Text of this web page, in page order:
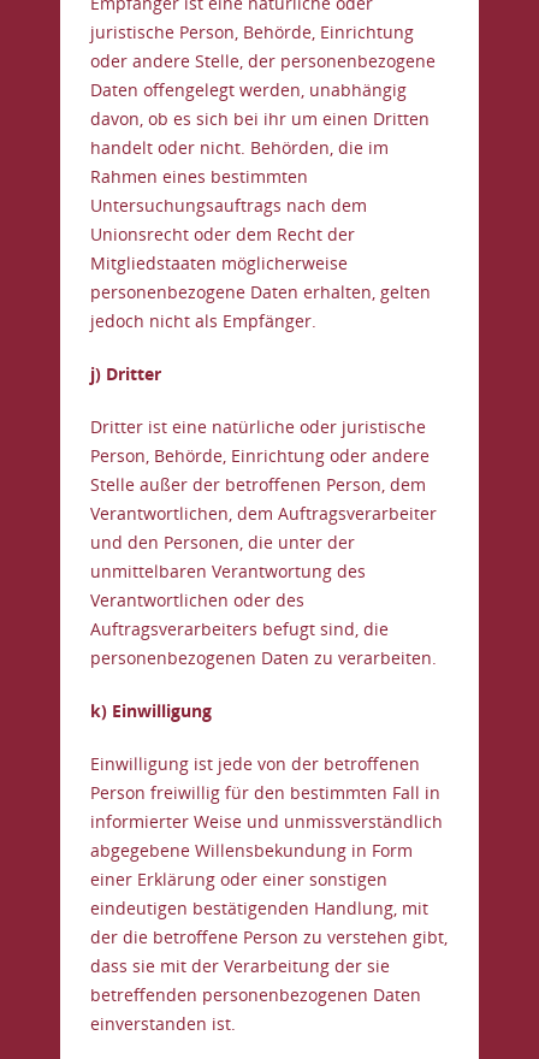
juristische Person, Behörde, Einrichtung
oder andere Stelle, der personenbezogene
Daten offengelegt werden, unabhängig
davon, ob es sich bei ihr um einen Dritten
handelt oder nicht. Behörden, die im
Rahmen eines bestimmten
Untersuchungsauftrags nach dem
Unionsrecht oder dem Recht der
Mitgliedstaaten möglicherweise
personenbezogene Daten erhalten, gelten
jedoch nicht als Empfänger.
j) Dritter
Dritter ist eine natürliche oder juristische
Person, Behörde, Einrichtung oder andere
Stelle außer der betroffenen Person, dem
Verantwortlichen, dem Auftragsverarbeiter
und den Personen, die unter der
unmittelbaren Verantwortung des
Verantwortlichen oder des
Auftragsverarbeiters befugt sind, die
personenbezogenen Daten zu verarbeiten.
k) Einwilligung
Einwilligung ist jede von der betroffenen
Person freiwillig für den bestimmten Fall in
informierter Weise und unmissverständlich
abgegebene Willensbekundung in Form
einer Erklärung oder einer sonstigen
eindeutigen bestätigenden Handlung, mit
der die betroffene Person zu verstehen gibt,
dass sie mit der Verarbeitung der sie
betreffenden personenbezogenen Daten
einverstanden ist.